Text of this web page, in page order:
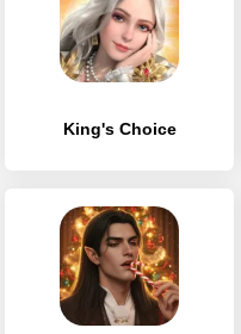
King's Choice